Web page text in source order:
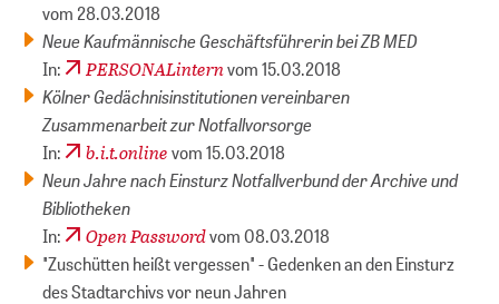
vom 28.03.2018
Neue Kaufmännische Geschäftsführerin bei ZB MED
In: PERSONALinternvom 15.03.2018
Kölner Gedächnisinstitutionen vereinbaren
Zusammenarbeit zur Notfallvorsorge
In: b.i.t.onlinevom 15.03.2018
Neun Jahre nach Einsturz Notfallverbund der Archive und
Bibliotheken
In: Open Passwordvom 08.03.2018
"Zuschütten heißt vergessen" - Gedenken an den Einsturz
des Stadtarchivs vor neun Jahren